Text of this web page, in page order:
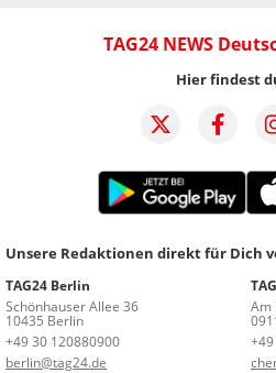
TAG24 NEWS
Hier findest
Unsere Redaktionen direkt für Dich
TAG24 Berlin
Schönhauser Allee 36
10435 Berlin
+49 30 120880900
berlin@tag24.de
Am